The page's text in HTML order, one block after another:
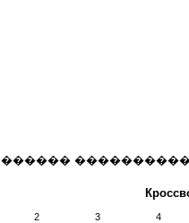
������
2 3 4